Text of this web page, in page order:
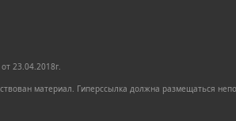
23.04.2018г.
материал. Гиперссылка должна размещаться